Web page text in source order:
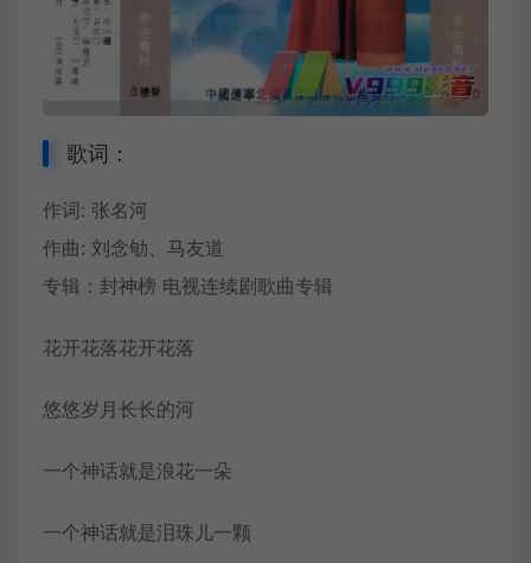
歌词：
作词: 张名河
作曲: 刘念劬、马友道
专辑：封神榜 电视连续剧歌曲专辑
花开花落花开花落
悠悠岁月长长的河
一个神话就是浪花一朵
一个神话就是泪珠儿一颗